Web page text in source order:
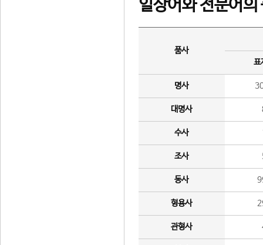
일상어와 전문어의
품사
표
명사
대명사
수사
조사
동사
형용사
관형사